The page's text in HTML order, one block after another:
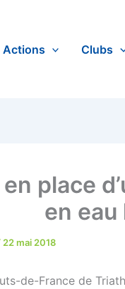
Actions Clubs
place
en eau
22 mai 2018
de-France de